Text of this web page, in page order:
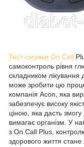
Тест-смужки On Call
самоконтроль рівня
складником лікування
може зробити цю
компанія Acon, яка
забезпечує високу
ціною, яка дасть змогу
вимагає організм. У
з On Call Plus,
здорового життя стане